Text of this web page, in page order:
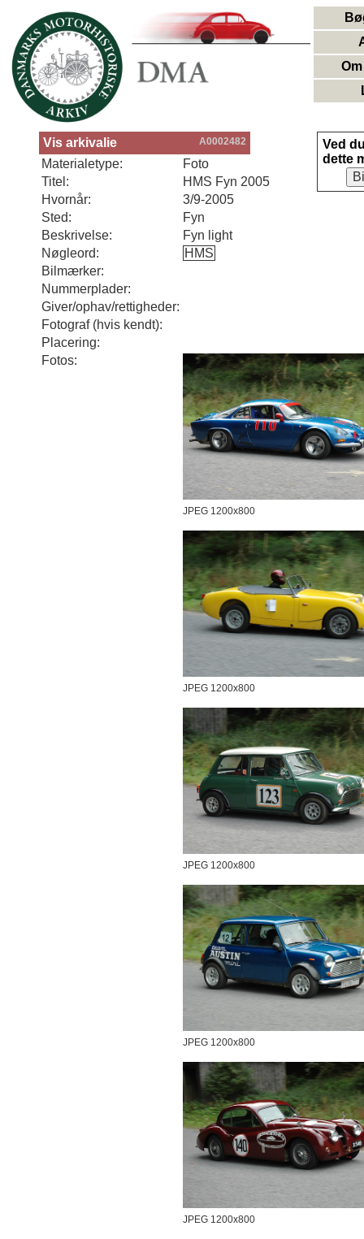
Vis arkivalie A0002482
Ved
dette
Materialetype:
Foto
Titel:
HMS Fyn 2005
Hvornår:
3/9-2005
Sted:
Fyn
Beskrivelse:
Fyn light
Nøgleord:
HMS
Bilmærker:
Nummerplader:
Giver/ophav/rettigheder:
Fotograf (hvis kendt):
Placering:
Fotos:
JPEG 1200x800
JPEG 1200x800
JPEG 1200x800
JPEG 1200x800
JPEG 1200x800